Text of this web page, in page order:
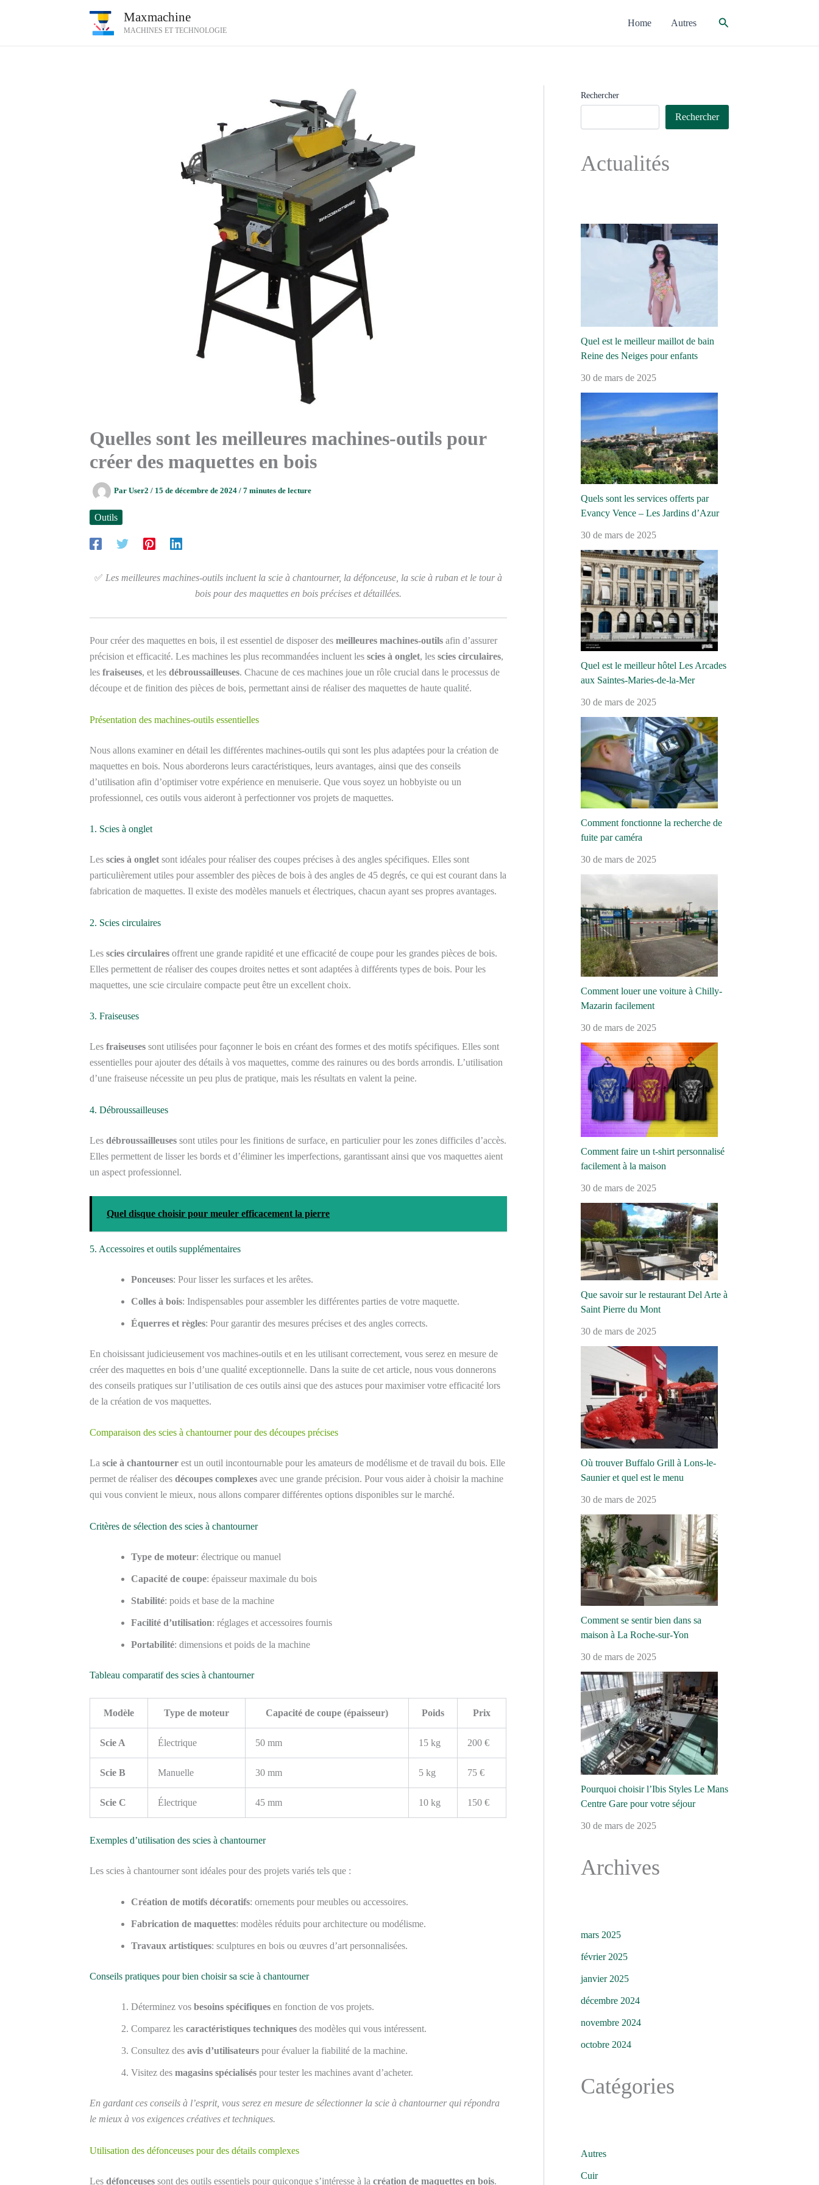
Maxmachine
MACHINES ET TECHNOLOGIE
Home Autres Rechercher
Quelles sont les meilleures machines-outils pour
créer des maquettes en bois
Par User2 / 15 de décembre de 2024 / 7 minutes de lecture
Outils
✅ Les meilleures machines-outils incluent la scie à chantourner, la défonceuse, la scie à ruban et le tour à
bois pour des maquettes en bois précises et détaillées.
Pour créer des maquettes en bois, il est essentiel de disposer des meilleures machines-outils afin d’assurer
précision et efficacité. Les machines les plus recommandées incluent les scies à onglet, les scies circulaires,
les fraiseuses, et les débroussailleuses. Chacune de ces machines joue un rôle crucial dans le processus de
découpe et de finition des pièces de bois, permettant ainsi de réaliser des maquettes de haute qualité.
Présentation des machines-outils essentielles
Nous allons examiner en détail les différentes machines-outils qui sont les plus adaptées pour la création de
maquettes en bois. Nous aborderons leurs caractéristiques, leurs avantages, ainsi que des conseils
d’utilisation afin d’optimiser votre expérience en menuiserie. Que vous soyez un hobbyiste ou un
professionnel, ces outils vous aideront à perfectionner vos projets de maquettes.
1. Scies à onglet
Les scies à onglet sont idéales pour réaliser des coupes précises à des angles spécifiques. Elles sont
particulièrement utiles pour assembler des pièces de bois à des angles de 45 degrés, ce qui est courant dans la
fabrication de maquettes. Il existe des modèles manuels et électriques, chacun ayant ses propres avantages.
2. Scies circulaires
Les scies circulaires offrent une grande rapidité et une efficacité de coupe pour les grandes pièces de bois.
Elles permettent de réaliser des coupes droites nettes et sont adaptées à différents types de bois. Pour les
maquettes, une scie circulaire compacte peut être un excellent choix.
3. Fraiseuses
Les fraiseuses sont utilisées pour façonner le bois en créant des formes et des motifs spécifiques. Elles sont
essentielles pour ajouter des détails à vos maquettes, comme des rainures ou des bords arrondis. L’utilisation
d’une fraiseuse nécessite un peu plus de pratique, mais les résultats en valent la peine.
4. Débroussailleuses
Les débroussailleuses sont utiles pour les finitions de surface, en particulier pour les zones difficiles d’accès.
Elles permettent de lisser les bords et d’éliminer les imperfections, garantissant ainsi que vos maquettes aient
un aspect professionnel.
Quel disque choisir pour meuler efficacement la pierre
5. Accessoires et outils supplémentaires
Ponceuses: Pour lisser les surfaces et les arêtes.
Colles à bois: Indispensables pour assembler les différentes parties de votre maquette.
Équerres et règles: Pour garantir des mesures précises et des angles corrects.
En choisissant judicieusement vos machines-outils et en les utilisant correctement, vous serez en mesure de
créer des maquettes en bois d’une qualité exceptionnelle. Dans la suite de cet article, nous vous donnerons
des conseils pratiques sur l’utilisation de ces outils ainsi que des astuces pour maximiser votre efficacité lors
de la création de vos maquettes.
Comparaison des scies à chantourner pour des découpes précises
La scie à chantourner est un outil incontournable pour les amateurs de modélisme et de travail du bois. Elle
permet de réaliser des découpes complexes avec une grande précision. Pour vous aider à choisir la machine
qui vous convient le mieux, nous allons comparer différentes options disponibles sur le marché.
Critères de sélection des scies à chantourner
Type de moteur: électrique ou manuel
Capacité de coupe: épaisseur maximale du bois
Stabilité: poids et base de la machine
Facilité d’utilisation: réglages et accessoires fournis
Portabilité: dimensions et poids de la machine
Tableau comparatif des scies à chantourner
Modèle Type de moteur Capacité de coupe (épaisseur) Poids Prix
Scie A Électrique 50 mm 15 kg 200 €
Scie B Manuelle 30 mm 5 kg 75 €
Scie C Électrique 45 mm 10 kg 150 €
Exemples d’utilisation des scies à chantourner
Les scies à chantourner sont idéales pour des projets variés tels que :
Création de motifs décoratifs: ornements pour meubles ou accessoires.
Fabrication de maquettes: modèles réduits pour architecture ou modélisme.
Travaux artistiques: sculptures en bois ou œuvres d’art personnalisées.
Conseils pratiques pour bien choisir sa scie à chantourner
Déterminez vos besoins spécifiques en fonction de vos projets.
Comparez les caractéristiques techniques des modèles qui vous intéressent.
Consultez des avis d’utilisateurs pour évaluer la fiabilité de la machine.
Visitez des magasins spécialisés pour tester les machines avant d’acheter.
En gardant ces conseils à l’esprit, vous serez en mesure de sélectionner la scie à chantourner qui répondra
le mieux à vos exigences créatives et techniques.
Utilisation des défonceuses pour des détails complexes
Les défonceuses sont des outils essentiels pour quiconque s’intéresse à la création de maquettes en bois.
Rechercher
Rechercher
Actualités
Quel est le meilleur maillot de bain
Reine des Neiges pour enfants
30 de mars de 2025
Quels sont les services offerts par
Evancy Vence – Les Jardins d’Azur
30 de mars de 2025
Quel est le meilleur hôtel Les Arcades
aux Saintes-Maries-de-la-Mer
30 de mars de 2025
Comment fonctionne la recherche de
fuite par caméra
30 de mars de 2025
Comment louer une voiture à Chilly-
Mazarin facilement
30 de mars de 2025
Comment faire un t-shirt personnalisé
facilement à la maison
30 de mars de 2025
Que savoir sur le restaurant Del Arte à
Saint Pierre du Mont
30 de mars de 2025
Où trouver Buffalo Grill à Lons-le-
Saunier et quel est le menu
30 de mars de 2025
Comment se sentir bien dans sa
maison à La Roche-sur-Yon
30 de mars de 2025
Pourquoi choisir l’Ibis Styles Le Mans
Centre Gare pour votre séjour
30 de mars de 2025
Archives
mars 2025
février 2025
janvier 2025
décembre 2024
novembre 2024
octobre 2024
Catégories
Autres
Cuir